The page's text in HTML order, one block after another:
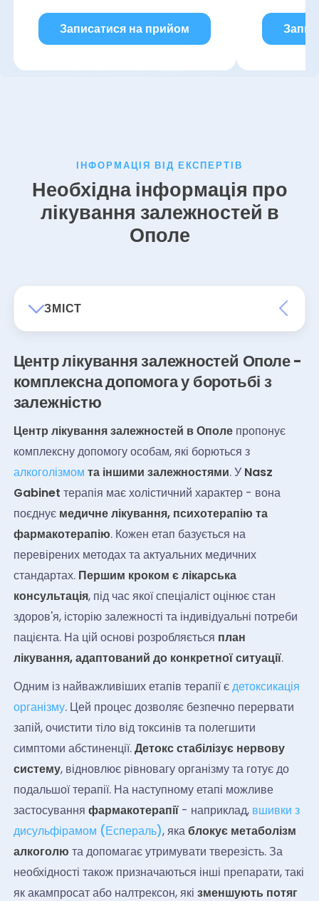
Записатися на прийом
ІНФОРМАЦІЯ ВІД ЕКСПЕРТІВ
Необхідна інформація про
лікування залежностей в
Ополе
ЗМІСТ
Центр лікування залежностей Ополе -
комплексна допомога у боротьбі з
залежністю
Центр лікування залежностей в Ополепропонує
комплексну допомогу особам, які борються з
алкоголізмом та іншими залежностями. У Nasz
Gabinet терапія має холістичний характер - вона
поєднує медичне лікування, психотерапію та
фармакотерапію. Кожен етап базується на
перевірених методах та актуальних медичних
стандартах. Першим кроком є лікарська
консультація, під час якої спеціаліст оцінює стан
здоров'я, історію залежності та індивідуальні потреби
пацієнта. На цій основі розробляється план
лікування, адаптований до конкретної ситуації.
Одним із найважливіших етапів терапії єдетоксикація
організму. Цей процес дозволяє безпечно перервати
запій, очистити тіло від токсинів та полегшити
симптоми абстиненції.Детокс стабілізує нервову
систему, відновлює рівновагу організму та готує до
подальшої терапії. На наступному етапі можливе
застосування фармакотерапії- наприклад, вшивки з
дисульфірамом (Еспераль), якаблокує метаболізм
алкоголю та допомагає утримувати тверезість. За
необхідності також призначаються інші препарати, такі
як акампросат або налтрексон, які зменшують потяг